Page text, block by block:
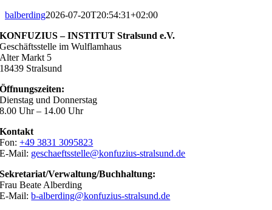
balberding2026-07-20T20:54:31+02:00
KONFUZIUS – INSTITUT Stralsund e.V.
Geschäftsstelle im Wulflamhaus
Alter Markt 5
18439 Stralsund
Öffnungszeiten:
Dienstag und Donnerstag
8.00 Uhr – 14.00 Uhr
Kontakt
Fon:+49 3831 3095823
E-Mail: geschaeftsstelle@konfuzius-stralsund.de
Sekretariat/Verwaltung/Buchhaltung:
Frau Beate Alberding
E-Mail:b-alberding@konfuzius-stralsund.de